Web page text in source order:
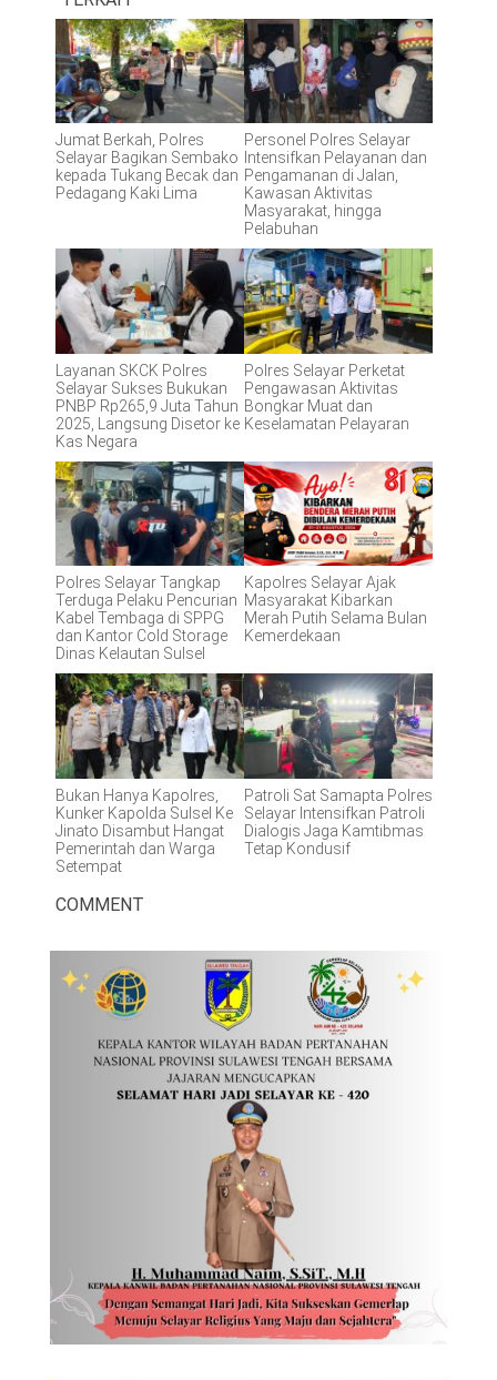
Jumat Berkah, Polres
Selayar Bagikan Sembako
kepada Tukang Becak dan
Pedagang Kaki Lima
Personel Polres Selayar
Intensifkan Pelayanan dan
Pengamanan di Jalan,
Kawasan Aktivitas
Masyarakat, hingga
Pelabuhan
Layanan SKCK Polres
Selayar Sukses Bukukan
PNBP Rp265,9 Juta Tahun
2025, Langsung Disetor ke
Kas Negara
Polres Selayar Perketat
Pengawasan Aktivitas
Bongkar Muat dan
Keselamatan Pelayaran
Polres Selayar Tangkap
Terduga Pelaku Pencurian
Kabel Tembaga di SPPG
dan Kantor Cold Storage
Dinas Kelautan Sulsel
Kapolres Selayar Ajak
Masyarakat Kibarkan
Merah Putih Selama Bulan
Kemerdekaan
Bukan Hanya Kapolres,
Kunker Kapolda Sulsel Ke
Jinato Disambut Hangat
Pemerintah dan Warga
Setempat
Patroli Sat Samapta Polres
Selayar Intensifkan Patroli
Dialogis Jaga Kamtibmas
Tetap Kondusif
COMMENT